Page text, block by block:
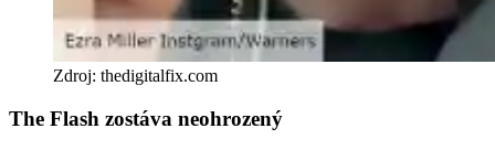
Zdroj: thedigitalfix.com
The Flash zostáva neohrozený